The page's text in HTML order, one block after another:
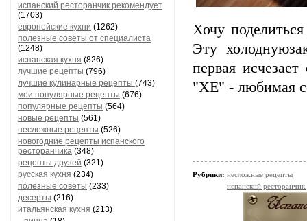
испанский ресторанчик рекомендует
(1703)
европейские кухни (1262)
полезные советы от специалиста
(1248)
испанская кухня (826)
лучшие рецепты (796)
лучшие кулинарные рецепты (743)
мои популярные рецепты (676)
популярные рецепты (564)
новые рецепты (561)
несложные рецепты (526)
новогодние рецепты испанского
ресторанчика (348)
рецепты друзей (321)
русская кухня (234)
полезные советы (233)
десерты (216)
итальянская кухня (213)
Хочу
Эту
первая
"ХЕ" - любимая
Рубрики: несложные рецепты
испанский